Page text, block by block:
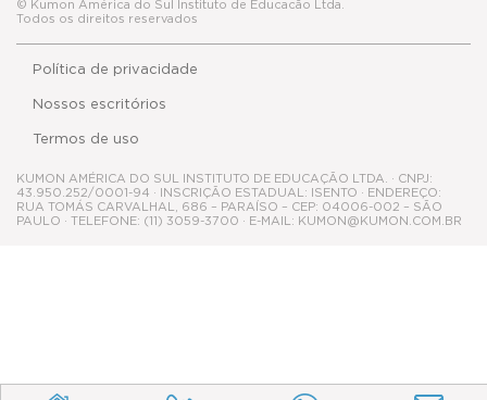
Termos de uso
KUMON AMÉRICA DO SUL INSTITUTO DE EDUCAÇÃO LTDA. · CNPJ:
43.950.252/0001-94 · INSCRIÇÃO ESTADUAL: ISENTO · ENDEREÇO:
RUA TOMÁS CARVALHAL, 686 – PARAÍSO – CEP: 04006-002 – SÃO